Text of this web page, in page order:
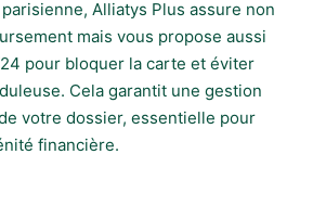
Alliatys Plus assure non
mais vous propose aussi
pour bloquer la carte et éviter
Cela garantit une gestion
votre dossier, essentielle pour
financière.